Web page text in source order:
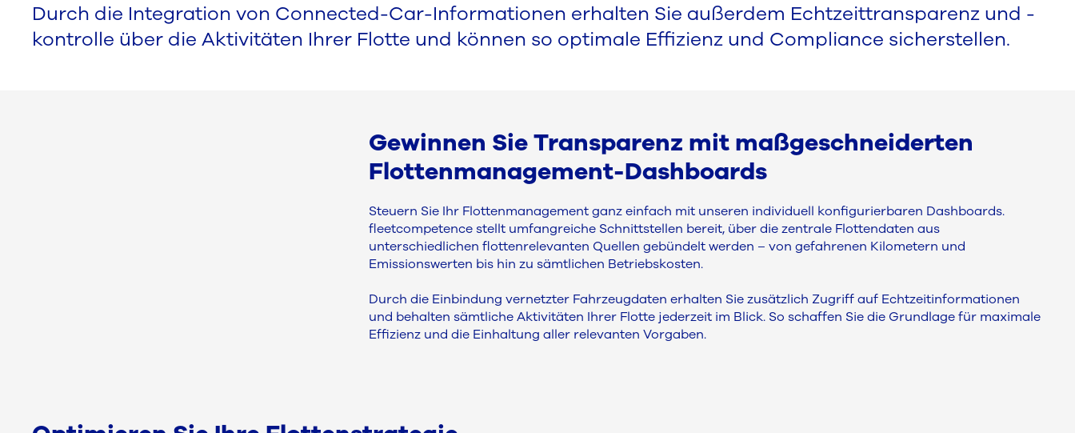
Durch die Integration von Connected-Car-Informationen erhalten Sie außerdem Echtzeittransparenz und -
kontrolle über die Aktivitäten Ihrer Flotte und können so optimale Effizienz und Compliance sicherstellen.
Gewinnen Sie Transparenz mit maßgeschneiderten
Flottenmanagement-Dashboards
Steuern Sie Ihr Flottenmanagement ganz einfach mit unseren individuell konfigurierbaren Dashboards.
fleetcompetence stellt umfangreiche Schnittstellen bereit, über die zentrale Flottendaten aus
unterschiedlichen flottenrelevanten Quellen gebündelt werden – von gefahrenen Kilometern und
Emissionswerten bis hin zu sämtlichen Betriebskosten.
Durch die Einbindung vernetzter Fahrzeugdaten erhalten Sie zusätzlich Zugriff auf Echtzeitinformationen
und behalten sämtliche Aktivitäten Ihrer Flotte jederzeit im Blick. So schaffen Sie die Grundlage für maximale
Effizienz und die Einhaltung aller relevanten Vorgaben.